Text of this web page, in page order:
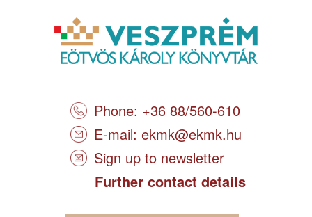
Phone: +36 88/560-610
E-mail: ekmk@ekmk.hu
Sign up to newsletter
Further contact details